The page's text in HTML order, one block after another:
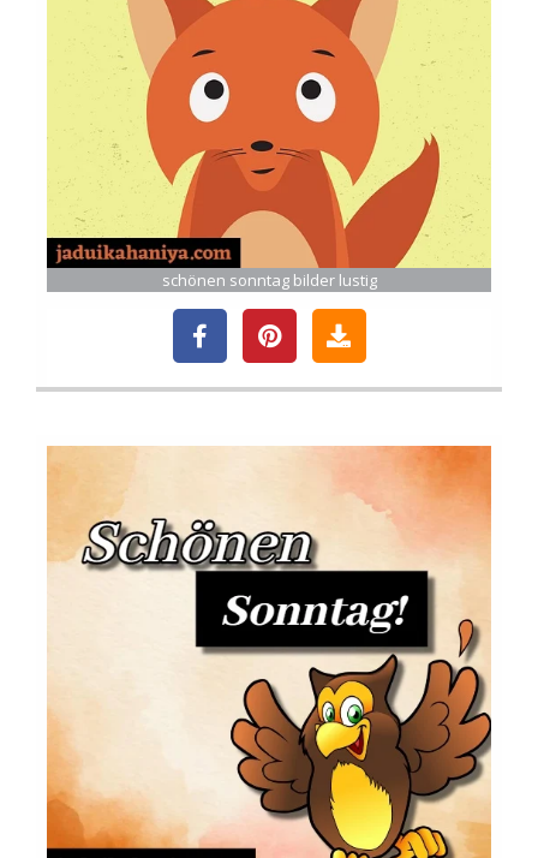
schönen sonntag bilder lustig